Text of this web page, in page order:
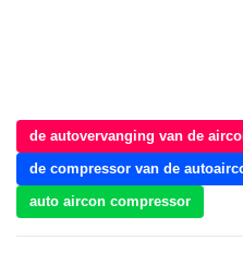
de autovervanging van de
de compressor van de
auto aircon compressor